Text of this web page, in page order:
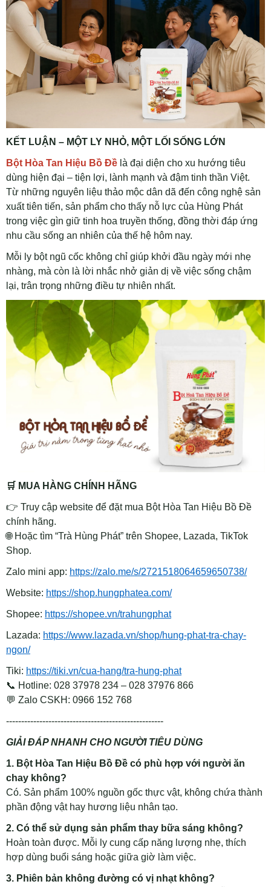
KẾT LUẬN – MỘT LY NHỎ, MỘT LỐI SỐNG LỚN
Bột Hòa Tan Hiệu Bồ Đề là đại diện cho xu hướng tiêu
dùng hiện đại – tiện lợi, lành mạnh và đậm tinh thần Việt.
Từ những nguyên liệu thảo mộc dân dã đến công nghệ sản
xuất tiên tiến, sản phẩm cho thấy nỗ lực của Hùng Phát
trong việc gìn giữ tinh hoa truyền thống, đồng thời đáp ứng
nhu cầu sống an nhiên của thế hệ hôm nay.
Mỗi ly bột ngũ cốc không chỉ giúp khởi đầu ngày mới nhẹ
nhàng, mà còn là lời nhắc nhở giản dị về việc sống chậm
lại, trân trọng những điều tự nhiên nhất.
🛒 MUA HÀNG CHÍNH HÃNG
👉 Truy cập website để đặt mua Bột Hòa Tan Hiệu Bồ Đề
chính hãng.
🌐Hoặc tìm “Trà Hùng Phát” trên Shopee, Lazada, TikTok
Shop.
Zalo mini app: https://zalo.me/s/2721518064659650738/
Website: https://shop.hungphatea.com/
Shopee: https://shopee.vn/trahungphat
Lazada: https://www.lazada.vn/shop/hung-phat-tra-chay-
ngon/
Tiki: https://tiki.vn/cua-hang/tra-hung-phat
📞 Hotline: 028 37978 234 – 028 37976 866
💬 Zalo CSKH: 0966 152 768
----------------------------------------------------
GIẢI ĐÁP NHANH CHO NGƯỜI TIÊU DÙNG
1. Bột Hòa Tan Hiệu Bồ Đề có phù hợp với người ăn
chay không?
Có. Sản phẩm 100% nguồn gốc thực vật, không chứa thành
phần động vật hay hương liệu nhân tạo.
2. Có thể sử dụng sản phẩm thay bữa sáng không?
Hoàn toàn được. Mỗi ly cung cấp năng lượng nhẹ, thích
hợp dùng buổi sáng hoặc giữa giờ làm việc.
3. Phiên bản không đường có vị nhạt không?